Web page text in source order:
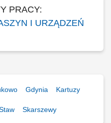
PRACY:
I URZĄDZEŃ
Gdynia Kartuzy
Skarszewy